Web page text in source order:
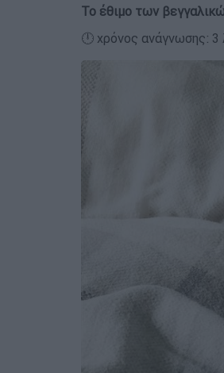
Το έθιμο των
🕛 χρόνος